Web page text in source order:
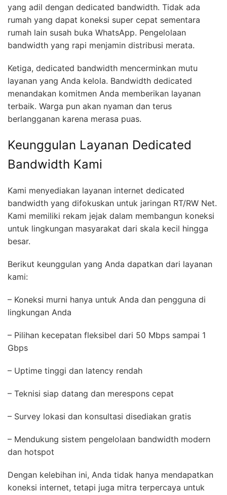
yang adil dengan dedicated bandwidth. Tidak ada
rumah yang dapat koneksi super cepat sementara
rumah lain susah buka WhatsApp. Pengelolaan
bandwidth yang rapi menjamin distribusi merata.
Ketiga, dedicated bandwidth mencerminkan mutu
layanan yang Anda kelola. Bandwidth dedicated
menandakan komitmen Anda memberikan layanan
terbaik. Warga pun akan nyaman dan terus
berlangganan karena merasa puas.
Keunggulan Layanan Dedicated
Bandwidth Kami
Kami menyediakan layanan internet dedicated
bandwidth yang difokuskan untuk jaringan RT/RW Net.
Kami memiliki rekam jejak dalam membangun koneksi
untuk lingkungan masyarakat dari skala kecil hingga
besar.
Berikut keunggulan yang Anda dapatkan dari layanan
kami:
– Koneksi murni hanya untuk Anda dan pengguna di
lingkungan Anda
– Pilihan kecepatan fleksibel dari 50 Mbps sampai 1
Gbps
– Uptime tinggi dan latency rendah
– Teknisi siap datang dan merespons cepat
– Survey lokasi dan konsultasi disediakan gratis
– Mendukung sistem pengelolaan bandwidth modern
dan hotspot
Dengan kelebihan ini, Anda tidak hanya mendapatkan
koneksi internet, tetapi juga mitra terpercaya untuk